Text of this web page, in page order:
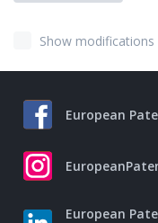
Show modifications
European
European